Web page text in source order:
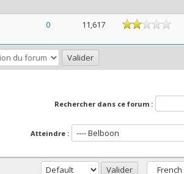
0 11,617
Rechercher dans ce forum :
Atteindre :